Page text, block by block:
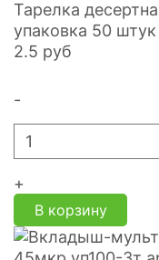
Тарелка
упаковка 50
2.5 руб
-
+
В корзину